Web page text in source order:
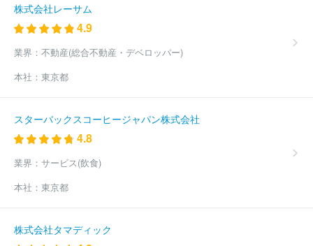
レーション
株式会社一条工務店
トメント
株式会社エリッツ
社浜友Ａ．Ｌ．
株式会社大京アステージ
ほか(4775件)
株式会社レーサム
4.9
業界： 不動産(総合不動産・デベロッパー)
本社： 東京都
スターバックスコーヒージャパン株式会社
4.8
業界： サービス(飲食)
本社： 東京都
株式会社タマディック